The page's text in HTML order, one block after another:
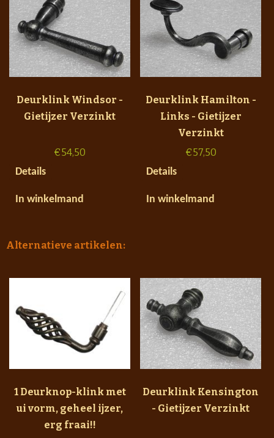
Deurklink Windsor -
Gietijzer Verzinkt
€54,50
Details
In winkelmand
Deurklink Hamilton -
Links - Gietijzer
Verzinkt
€57,50
Details
In winkelmand
Alternatieve artikelen:
1 Deurknop-klink met
ui vorm, geheel ijzer,
erg fraai!!
Deurklink Kensington
- Gietijzer Verzinkt